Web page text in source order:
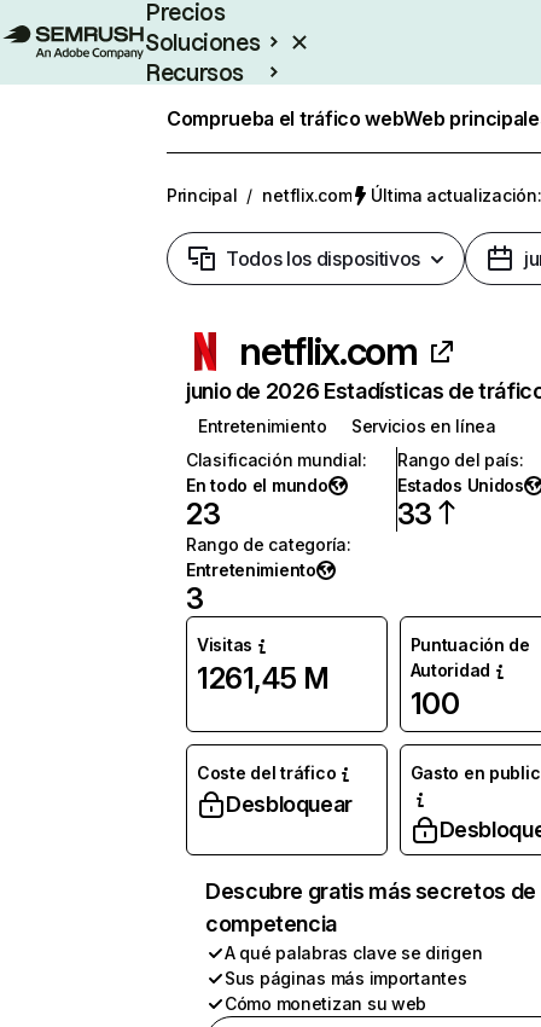
Precios
Soluciones
Recursos
Comprueba el tráfico webWeb
Principal / netflix.com Última
Todos los dispositivos
netflix.com
junio de 2026 Estadísticas de
Entretenimiento
Servicios en línea
Clasificación mundial:
En todo el mundo
23
Rango del país:
Estados Unidos
33
Rango de categoría:
Entretenimiento
3
Visitas
1261,45 M
Puntuación de
Autoridad
100
Coste del tráfico
Desbloquear
Gasto en
Descubre gratis más secretos de
competencia
A qué palabras clave se dirigen
Sus páginas más importantes
Cómo monetizan su web